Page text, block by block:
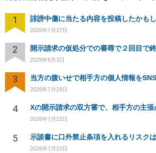
1
2026年7月27日
2
2026年8月3日
3
2026年7月29日
4
2026年7月22日
5 示談書に口外禁止条項を入れるリスク
2026年7月23日